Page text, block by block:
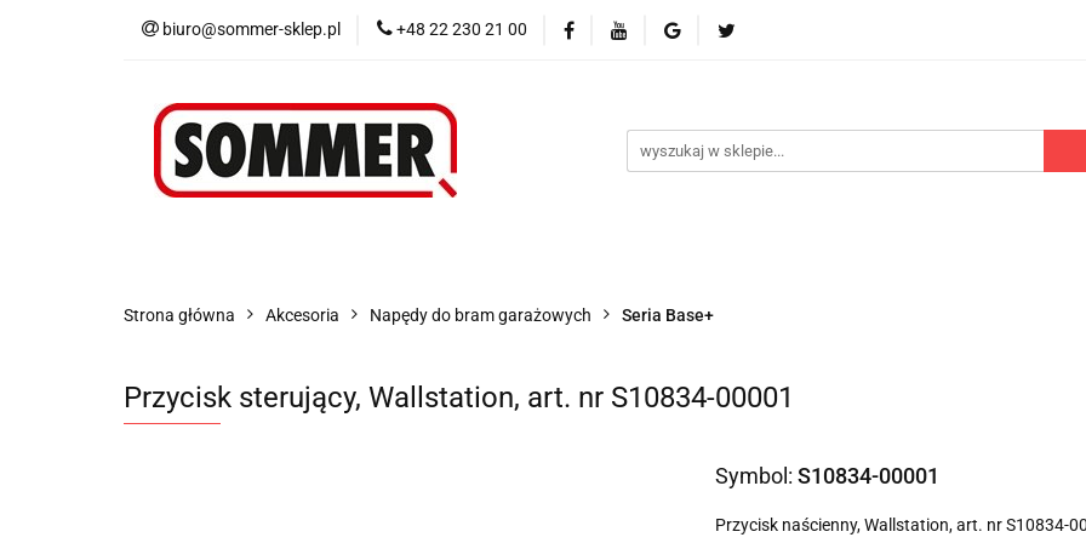
biuro@sommer-sklep.pl +48 22 230 21 00
Menu Piloty i odbiorniki Akcesoria
Blog Promocje Polecamy Nowości
Strona główna Akcesoria Napędy do bram garażowych Seria Base+
Przycisk sterujący, Wallstation, art. nr S10834-00001
Symbol: S10834-00001
Przycisk naścienny, Wallstation, art. nr S10834-